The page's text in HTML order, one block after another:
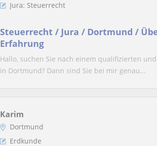
Jura: Steuerrecht
Steuerrecht / Jura / Dortmund /
Erfahrung
Hallo, suchen Sie nach einem qualifizierten
in Dortmund? Dann sind Sie bei mir genau...
Karim
Dortmund
Erdkunde